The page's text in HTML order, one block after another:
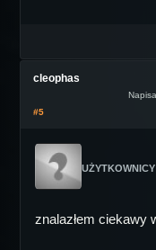
cleophas
#5
UŻYTKOWNICY
znalazłem ciekawy